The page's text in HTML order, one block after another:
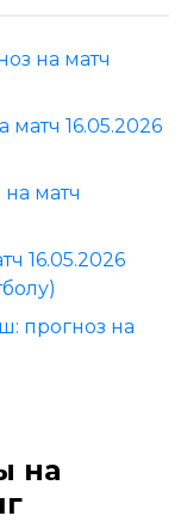
на матч
16.05.2026
матч
16.05.2026
прогноз на
на